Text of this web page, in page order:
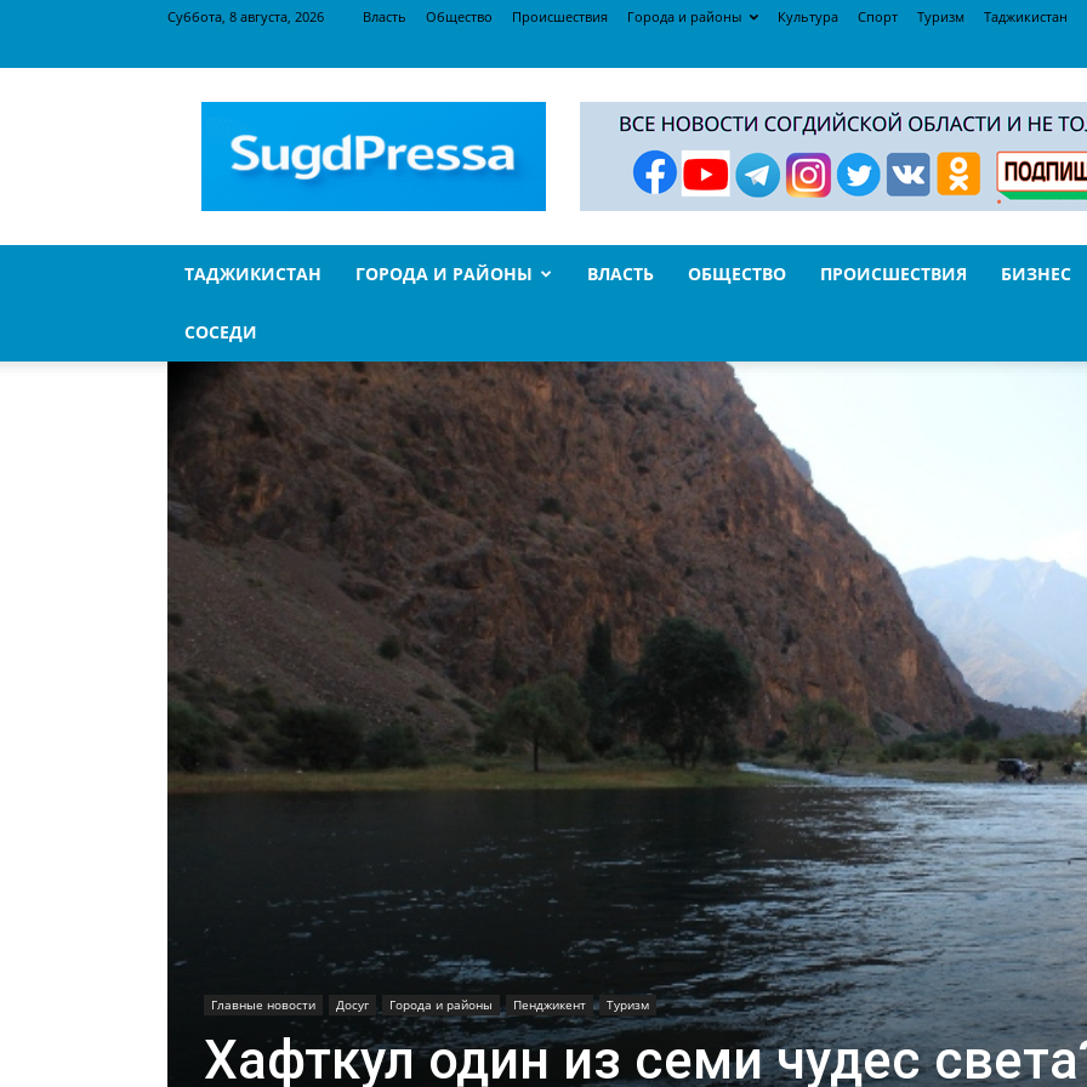
Суббота, 8 августа, 2026 Власть Общество Происшествия Города и районы Культура Спорт Туризм Таджикистан
ТАДЖИКИСТАН ГОРОДА И РАЙОНЫ ВЛАСТЬ ОБЩЕСТВО ПРОИСШЕСТВИЯ БИЗНЕС
СОСЕДИ
Главные новости Досуг Города и районы Пенджикент Туризм
Хафткул один из семи чудес